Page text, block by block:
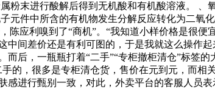
粉末进行酸解后得到无机酸和有机酸溶液。
元件中所含的有机物发生分解反应转化为二氧
陈应利嗅到了“商机”。“我知道小样价格是很
间差价还是有利可图的，于是我就这么操作
后，一瓶瓶打着“二手”“专柜撤柜清仓”标签
的，很多是专柜清仓货，售价在元到元，而
感进行甄别一致，对此，外卖平台的客服人员